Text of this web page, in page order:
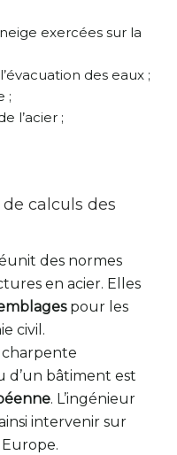
exercées sur la
des eaux ;
;
l’acier ;
calculs des
des normes
en acier. Elles
pour les
civil.
charpente
d’un bâtiment est
. L’ingénieur
intervenir sur